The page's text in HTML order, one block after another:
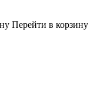
Перейти в корзину